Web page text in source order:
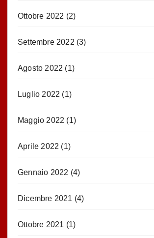
Ottobre 2022 (2)
Settembre 2022 (3)
Agosto 2022 (1)
Luglio 2022 (1)
Maggio 2022 (1)
Aprile 2022 (1)
Gennaio 2022 (4)
Dicembre 2021 (4)
Ottobre 2021 (1)